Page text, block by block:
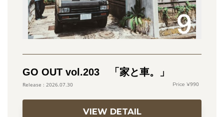
GO OUT vol.203 「家と車。」
2026.07.30 990
VIEW DETAIL